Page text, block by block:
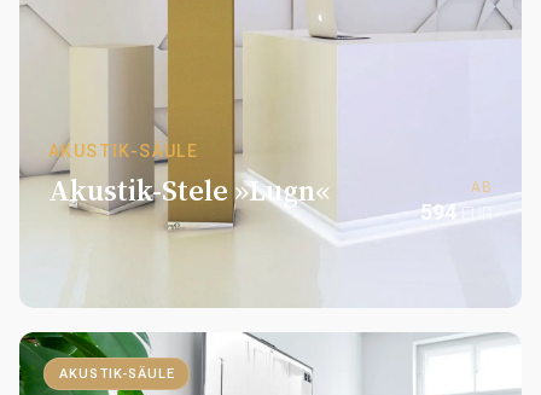
AKUSTIK-SÄULE
Akustik-Stele »Lugn« AB
594 EUR
AKUSTIK-SÄULE